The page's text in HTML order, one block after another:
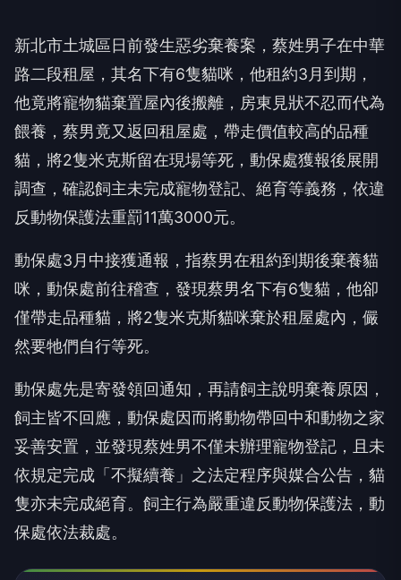
新北市土城區日前發生惡劣棄養案，蔡姓男子在中華
路二段租屋，其名下有6隻貓咪，他租約3月到期，
他竟將寵物貓棄置屋內後搬離，房東見狀不忍而代為
餵養，蔡男竟又返回租屋處，帶走價值較高的品種
貓，將2隻米克斯留在現場等死，動保處獲報後展開
調查，確認飼主未完成寵物登記、絕育等義務，依違
反動物保護法重罰11萬3000元。
動保處3月中接獲通報，指蔡男在租約到期後棄養貓
咪，動保處前往稽查，發現蔡男名下有6隻貓，他卻
僅帶走品種貓，將2隻米克斯貓咪棄於租屋處內，儼
然要牠們自行等死。
動保處先是寄發領回通知，再請飼主說明棄養原因，
飼主皆不回應，動保處因而將動物帶回中和動物之家
妥善安置，並發現蔡姓男不僅未辦理寵物登記，且未
依規定完成「不擬續養」之法定程序與媒合公告，貓
隻亦未完成絕育。飼主行為嚴重違反動物保護法，動
保處依法裁處。